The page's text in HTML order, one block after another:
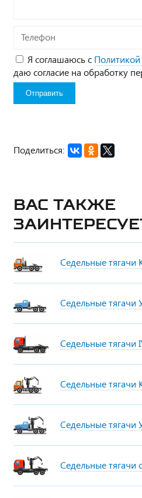
Телефон
Я соглашаюсь с
даю согласие на обработку
Поделиться:
Вас также
Седельные тягачи
Седельные тягачи
Седельные тягачи
Седельные тягачи
Седельные тягачи
Седельные